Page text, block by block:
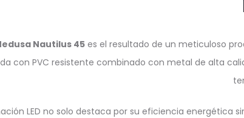
Nautilus 45es el resultado de un meticuloso
con PVC resistente combinado con metal de alta
LED no solo destaca por su eficiencia